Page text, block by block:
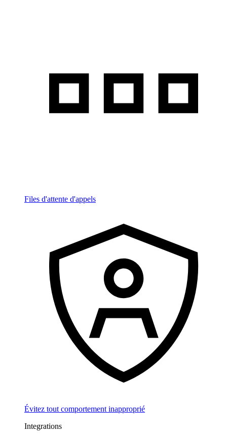
Files d'attente d'appels
Évitez tout comportement inapproprié
Integrations